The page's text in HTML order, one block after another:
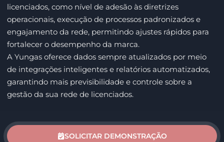
licenciados, como nível de adesão às diretrizes
operacionais, execução de processos padronizados e
engajamento da rede, permitindo ajustes rápidos para
fortalecer o desempenho da marca.
A Yungas oferece dados sempre atualizados por meio
de integrações inteligentes e relatórios automatizados,
garantindo mais previsibilidade e controle sobre a
gestão da sua rede de licenciados.
SOLICITAR DEMONSTRAÇÃO